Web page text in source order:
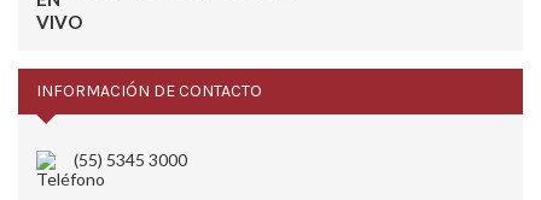
INFORMACIÓN DE CONTACTO
(55) 5345 3000